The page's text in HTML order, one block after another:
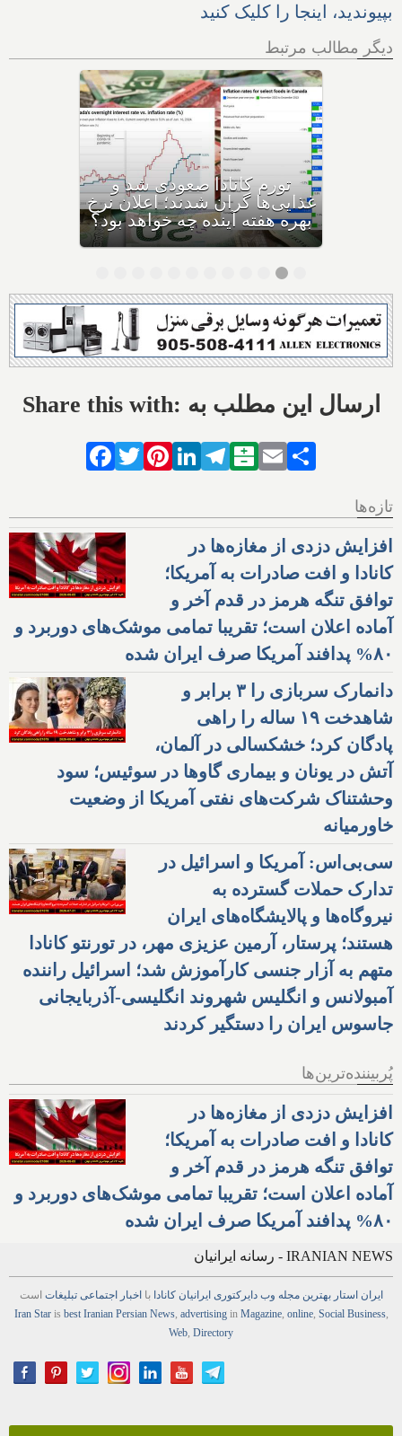
بپیوندید، اینجا را کلیک کنید
دیگر مطالب مرتبط
فردا آخرین روز بازپرداخت وام
۶۰,۰۰۰ دلاری بیزینس‌های
کاناداست؛ نیمی از بیزینس‌ها در
حال ورشکستگی هستند
Share this with: ارسال این مطلب به
Facebook
TwitterPinterestLinkedIn
Telegram
Balatarin
Email
تازه‌ها
افزایش دزدی از مغازه‌ها در
کانادا و افت صادرات به آمریکا؛
توافق تنگه هرمز در قدم آخر و
آماده اعلان است؛ تقریبا تمامی موشک‌های دوربرد و
۸۰% پدافند آمریکا صرف ایران شده
دانمارک سربازی را ۳ برابر و
شاهدخت ۱۹ ساله را راهی
پادگان کرد؛ خشکسالی در آلمان،
آتش در یونان و بیماری گاوها در سوئیس؛ سود
وحشتناک شرکت‌های نفتی آمریکا از وضعیت
خاورمیانه
سی‌بی‌اس: آمریکا و اسرائیل در
تدارک حملات گسترده به
نیروگاه‌ها و پالایشگاه‌های ایران
هستند؛ پرستار، آرمین عزیزی مهر، در تورنتو کانادا
متهم به آزار جنسی کارآموزش شد؛ اسرائیل راننده
آمبولانس و انگلیس شهروند انگلیسی-آذربایجانی
جاسوس ایران را دستگیر کردند
پُربیننده‌ترین‌ها
افزایش دزدی از مغازه‌ها در
کانادا و افت صادرات به آمریکا؛
توافق تنگه هرمز در قدم آخر و
آماده اعلان است؛ تقریبا تمامی موشک‌های دوربرد و
۸۰% پدافند آمریکا صرف ایران شده
IRANIAN NEWS - رسانه ایرانیان
ایران استار بهترین مجله وب دایرکتوری ایرانیان کانادا بااخبار اجتماعی تبلیغات است
Iran Staris best Iranian Persian News, advertisingin Magazine, online, Social Business,
Web Directory